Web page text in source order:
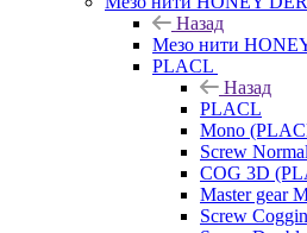
Назад
Мезо нити
PLACL
Назад
PLACL
Mono
Screw
COG 3D
Master gear
Screw